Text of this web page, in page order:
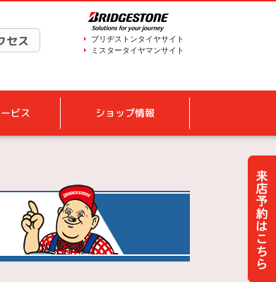
セス
ブリヂストンタイヤサイト
ミスタータイヤマンサイト
ビス ショップ情報